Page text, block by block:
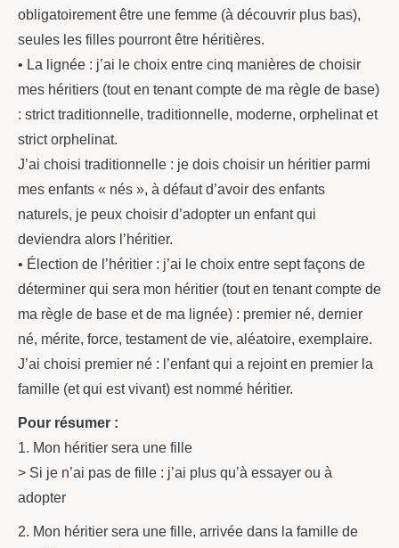
obligatoirement être une femme (à découvrir plus bas),
seules les filles pourront être héritières.
• La lignée : j’ai le choix entre cinq manières de choisir
mes héritiers (tout en tenant compte de ma règle de base)
: strict traditionnelle, traditionnelle, moderne, orphelinat et
strict orphelinat.
J’ai choisi traditionnelle : je dois choisir un héritier parmi
mes enfants « nés », à défaut d’avoir des enfants
naturels, je peux choisir d’adopter un enfant qui
deviendra alors l’héritier.
• Élection de l’héritier : j’ai le choix entre sept façons de
déterminer qui sera mon héritier (tout en tenant compte de
ma règle de base et de ma lignée) : premier né, dernier
né, mérite, force, testament de vie, aléatoire, exemplaire.
J’ai choisi premier né : l’enfant qui a rejoint en premier la
famille (et qui est vivant) est nommé héritier.
Pour résumer :
1. Mon héritier sera une fille
> Si je n’ai pas de fille : j’ai plus qu’à essayer ou à
adopter
2. Mon héritier sera une fille, arrivée dans la famille de